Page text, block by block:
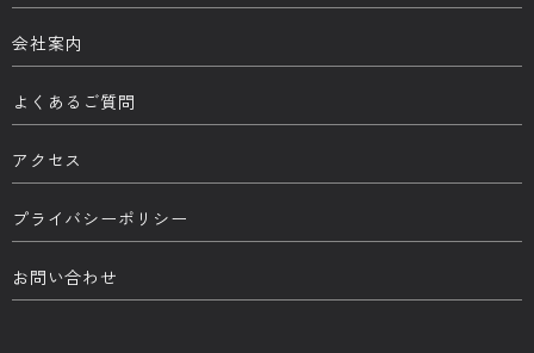
会社案内
よくあるご質問
アクセス
プライバシーポリシー
お問い合わせ